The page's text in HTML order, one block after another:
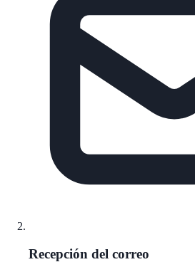
Recepción del correo